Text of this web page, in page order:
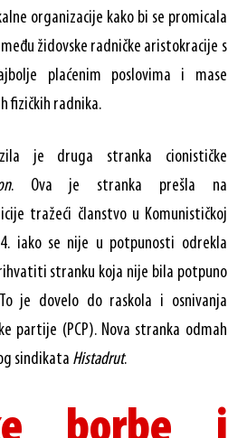
organizacije kako bi se promicala
židovske radničke aristokracije s
plaćenim poslovima i mase
fizičkih radnika.
je druga stranka cionističke
. Ova je stranka prešla na
tražeći članstvo u Komunističkoj
iako se nije u potpunosti odrekla
stranku koja nije bila potpuno
je dovelo do raskola i osnivanja
partije (PCP). Nova stranka odmah
sindikata Histadrut.